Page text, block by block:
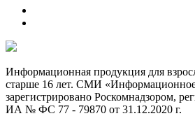
Информационная продукция для
старше 16 лет. СМИ «Информационное
зарегистрировано Роскомнадзором,
ИА № ФС 77 - 79870 от 31.12.2020 г.